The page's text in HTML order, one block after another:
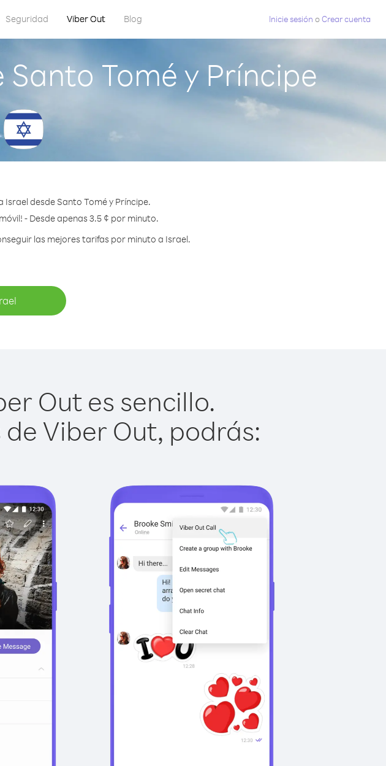
Seguridad Viber Out Blog Inicie sesión oCrear cuenta
Tomé y Príncipe
desde Santo Tomé y Príncipe.
- Desde apenas 3.5 ¢ por minuto.
las mejores tarifas por minuto a Israel.
Out es sencillo.
Viber Out, podrás: